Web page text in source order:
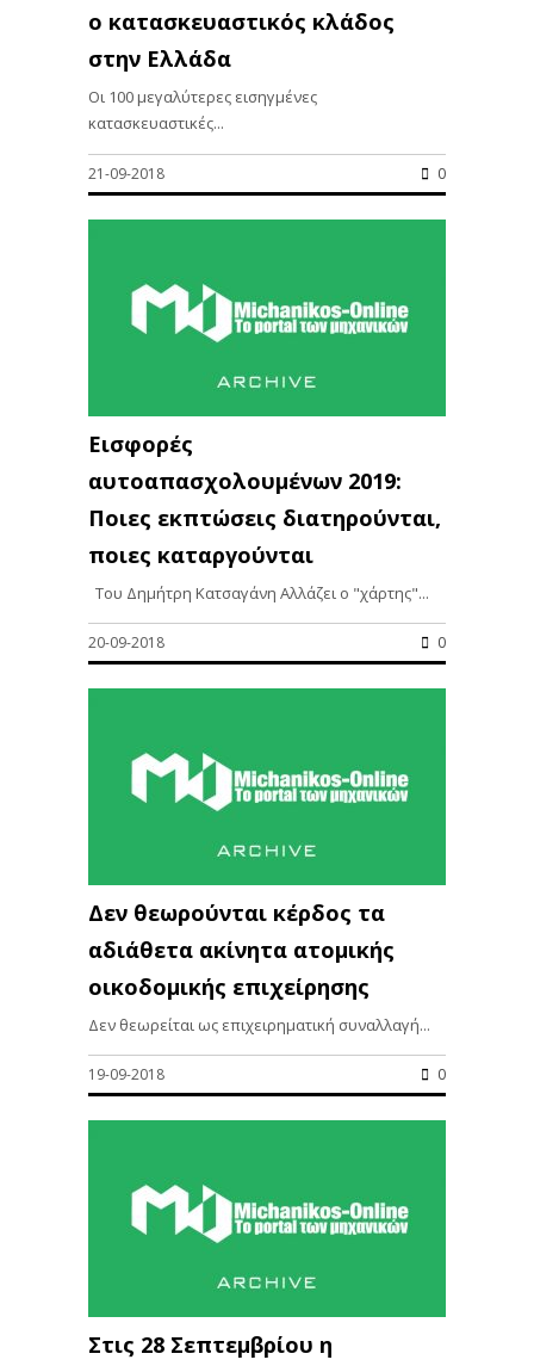
ο κατασκευαστικός κλάδος
στην Ελλάδα
Οι 100 μεγαλύτερες εισηγμένες
κατασκευαστικές...
21-09-2018 0
Εισφορές
αυτοαπασχολουμένων 2019:
Ποιες εκπτώσεις διατηρούνται,
ποιες καταργούνται
Του Δημήτρη Κατσαγάνη Αλλάζει ο "χάρτης"...
20-09-2018 0
Δεν θεωρούνται κέρδος τα
αδιάθετα ακίνητα ατομικής
οικοδομικής επιχείρησης
Δεν θεωρείται ως επιχειρηματική συναλλαγή...
19-09-2018 0
Στις 28 Σεπτεμβρίου η